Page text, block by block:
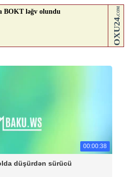
00:00:38
düşürdən sürücü